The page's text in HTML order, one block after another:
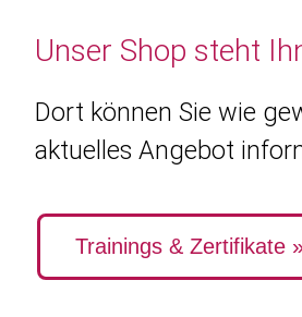
Unser Shop steht
Dort können Sie wie
aktuelles Angebot
Trainings & Zertifikate